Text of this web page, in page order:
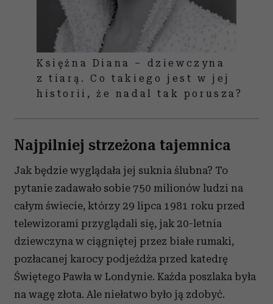
Księżna Diana – dziewczyna
z tiarą. Co takiego jest w jej
historii, że nadal tak porusza?
Najpilniej strzeżona tajemnica
Jak będzie wyglądała jej suknia ślubna? To
pytanie zadawało sobie 750 milionów ludzi na
całym świecie, którzy 29 lipca 1981 roku przed
telewizorami przyglądali się, jak 20-letnia
dziewczyna w ciągniętej przez białe rumaki,
pozłacanej karocy podjeżdża przed katedrę
Świętego Pawła w Londynie. Każda poszlaka była
na wagę złota. Ale niełatwo było ją zdobyć.